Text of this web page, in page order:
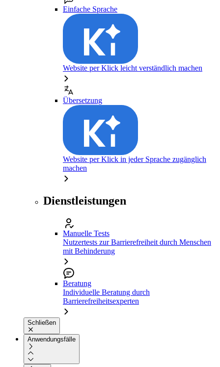
Einfache Sprache
Website per Klick leicht verständlich machen
Übersetzung
Website per Klick in jeder Sprache zugänglich
machen
Dienstleistungen
Manuelle Tests
Nutzertests zur Barrierefreiheit durch Menschen
mit Behinderung
Beratung
Individuelle Beratung durch
Barrierefreiheitsexperten
Schließen
Anwendungsfälle